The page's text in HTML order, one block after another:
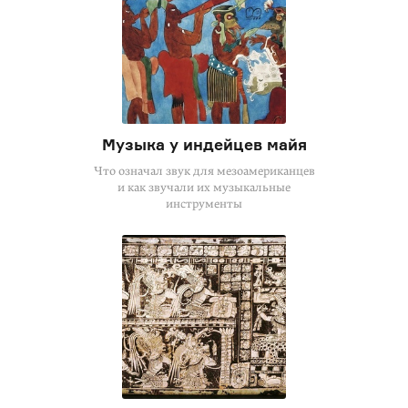
Музыка у индейцев майя
Что означал звук для мезоамериканцев
и как звучали их музыкальные
инструменты